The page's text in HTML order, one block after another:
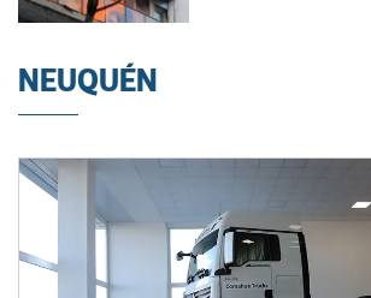
NEUQUÉN